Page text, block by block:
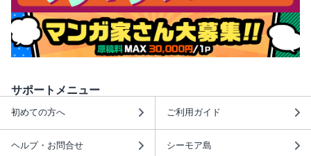
サポートメニュー
初めての方へ ご利用ガイド
ヘルプ・お問合せ シーモア島